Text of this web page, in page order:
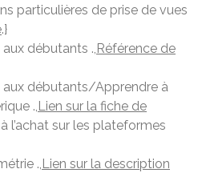
particulières de prise de vues
.}
débutants ., Référence de
aux débutants/Apprendre à
., Lien sur la fiche de
l’achat sur les plateformes
., Lien sur la description